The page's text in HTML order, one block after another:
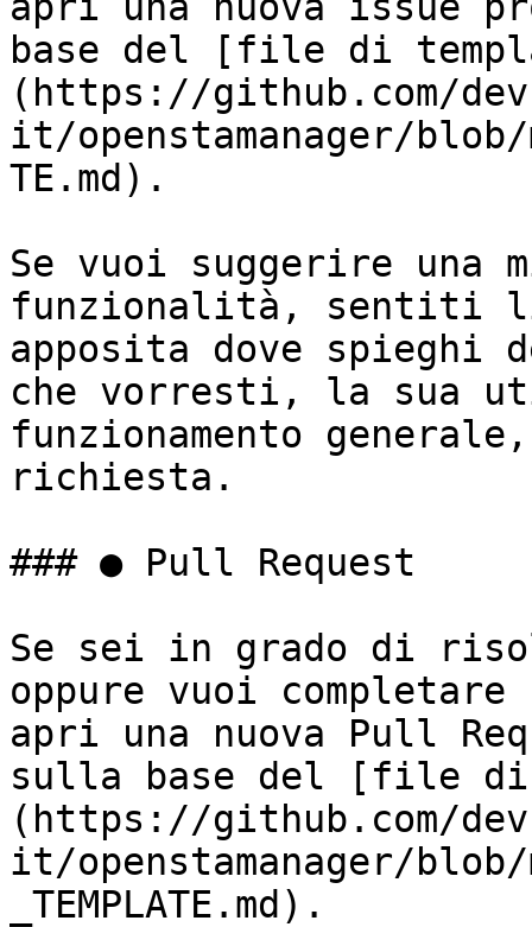
base del [file di
(https://github.com/
it/openstamanager/blob/
TE.md).
Se vuoi suggerire una
funzionalità, sentiti
apposita dove spieghi
che vorresti, la sua
funzionamento
richiesta.
### ● Pull Request
Se sei in grado di
oppure vuoi
apri una nuova Pull
sulla base del [file di
(https://github.com/
it/openstamanager/blob/
_TEMPLATE.md).